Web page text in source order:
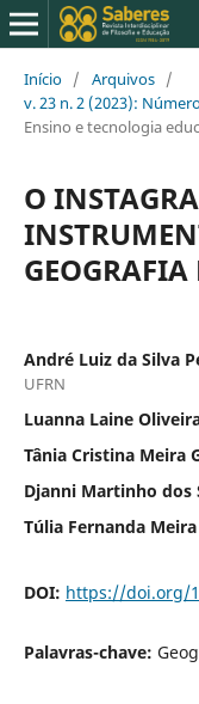
Início / Arquivos /
v. 23 n. 2 (2023):
Ensino e tecnologia
O
GEOGRAFIA
André Luiz da Silva
UFRN
Luanna Laine
Tânia Cristina Meira
Djanni Martinho dos
Túlia Fernanda
DOI: https://doi.org/
Palavras-chave: